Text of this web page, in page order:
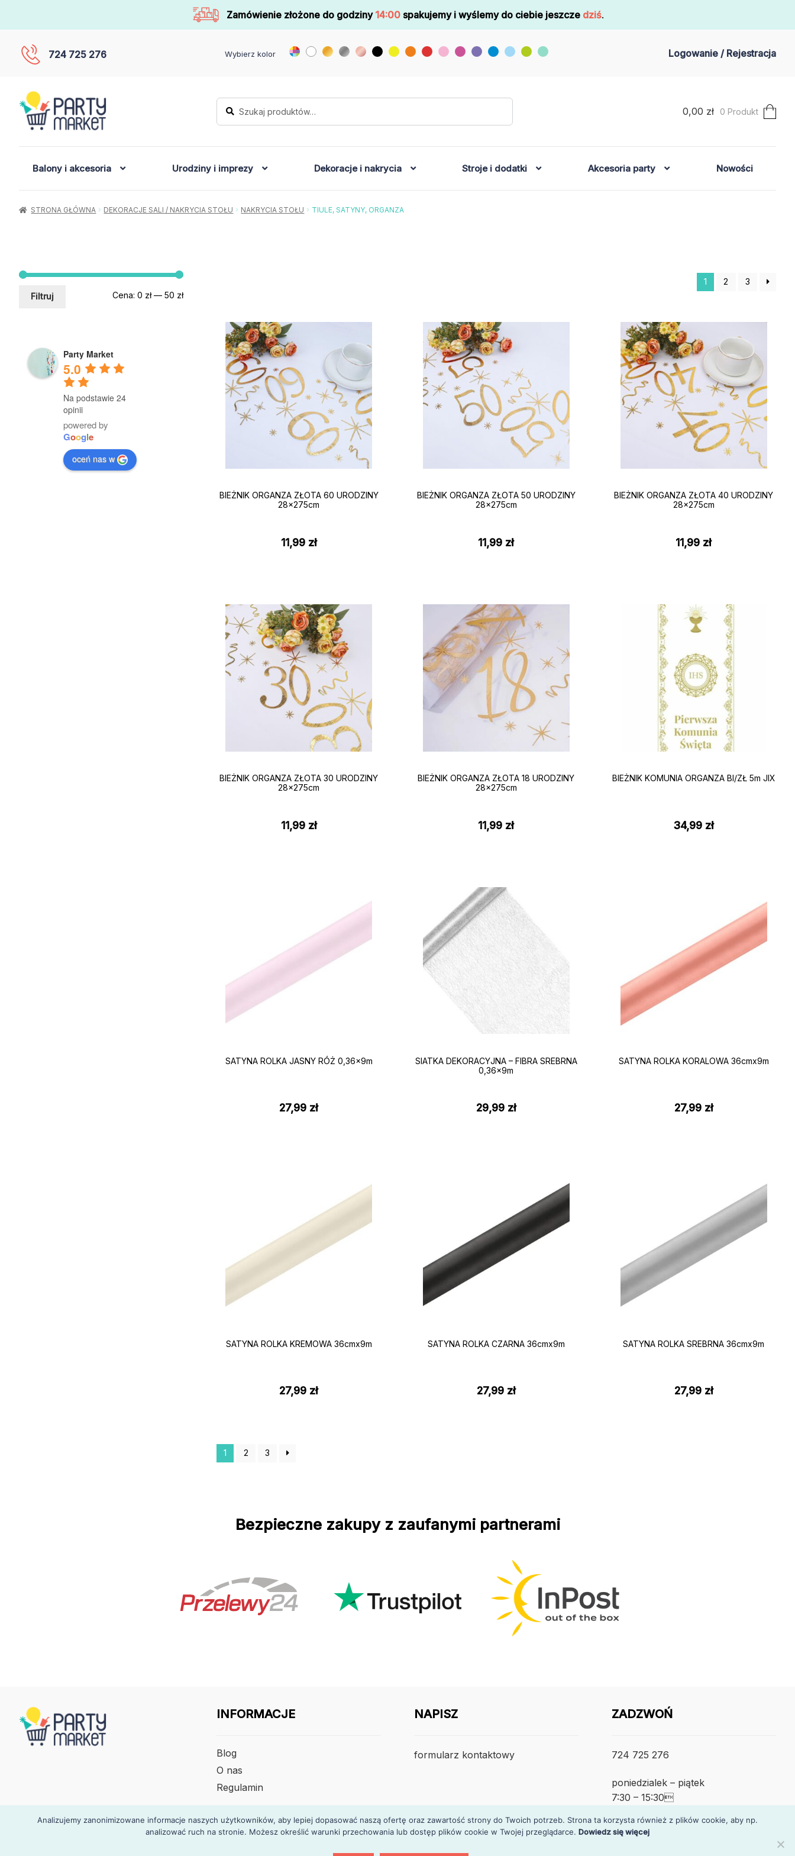
Zamówienie złożone do godziny 14:00 spakujemy i wyślemy do ciebie jeszcze dziś.
724 725 276 Wybierz kolor Logowanie / Rejestracja
Szukaj:
Szukaj
0,00 zł 0 Produkt
Balony i akcesoria Urodziny i imprezy Dekoracje i nakrycia Stroje i dodatki Akcesoria party Nowości
STRONA GŁÓWNA DEKORACJE SALI / NAKRYCIA STOŁU NAKRYCIA STOŁU TIULE, SATYNY, ORGANZA
1 2 3
BIEŻNIK ORGANZA ZŁOTA 60 URODZINY
28x275cm
11,99 zł
BIEŻNIK ORGANZA ZŁOTA 50 URODZINY
28x275cm
11,99 zł
BIEŻNIK ORGANZA ZŁOTA 40 URODZINY
28x275cm
11,99 zł
BIEŻNIK ORGANZA ZŁOTA 30 URODZINY
28x275cm
11,99 zł
BIEŻNIK ORGANZA ZŁOTA 18 URODZINY
28x275cm
11,99 zł
BIEŻNIK KOMUNIA ORGANZA BI/ZŁ 5m JIX
34,99 zł
SATYNA ROLKA JASNY RÓŻ 0,36x9m
27,99 zł
SIATKA DEKORACYJNA – FIBRA SREBRNA
0,36x9m
29,99 zł
SATYNA ROLKA KORALOWA 36cmx9m
27,99 zł
SATYNA ROLKA KREMOWA 36cmx9m
27,99 zł
SATYNA ROLKA CZARNA 36cmx9m
27,99 zł
SATYNA ROLKA SREBRNA 36cmx9m
27,99 zł
1 2 3
Cena
Cena
Filtruj Cena:0 zł—50 zł
Party Market
5.0
Na podstawie 24
opinii
powered by
Google
oceń nas w
Bezpieczne zakupy z zaufanymi partnerami
INFORMACJE
Blog
O nas
Regulamin
NAPISZ
formularz kontaktowy
ZADZWOŃ
724 725 276
poniedzialek – piątek
7:30 – 15:30
Analizujemy zanonimizowane informacje naszych użytkowników, aby lepiej dopasować naszą ofertę oraz zawartość strony do Twoich potrzeb. Strona ta korzysta również z plików cookie, aby np.
analizować ruch na stronie. Możesz określić warunki przechowania lub dostęp plików cookie w Twojej przeglądarce. Dowiedz się więcej